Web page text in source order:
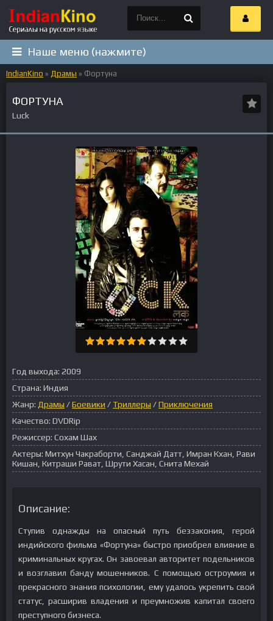
Наше меню (нажмите)
IndianKino » Драмы » Фортуна
ФОРТУНА
Luck
Год выхода: 2009
Страна: Индия
Жанр: Драмы /Боевики /Триллеры /Приключения
Качество: DVDRip
Режиссер: Сохам Шах
Актеры: Митхун Чакраборти, Санджай Датт, Имран Кхан, Рави
Кишан, Китраши Рават, Шрути Хасан, Снита Мехай
Описание:
Ступив однажды на опасный путь беззакония, герой
индийского фильма «Фортуна» быстро приобрел влияние в
криминальных кругах. Он завоевал авторитет подельников
и возглавил банду мошенников. С помощью остроумия и
прекрасного знания психологии, ему удалось укрепить свой
статус, расширив владения и преумножив капитал своего
преступного бизнеса.